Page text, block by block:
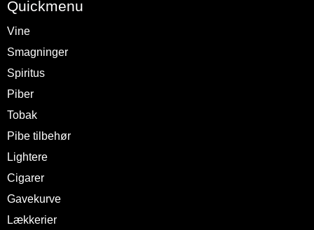
Quickmenu
Vine
Smagninger
Spiritus
Piber
Tobak
Pibe tilbehør
Lightere
Cigarer
Gavekurve
Lækkerier